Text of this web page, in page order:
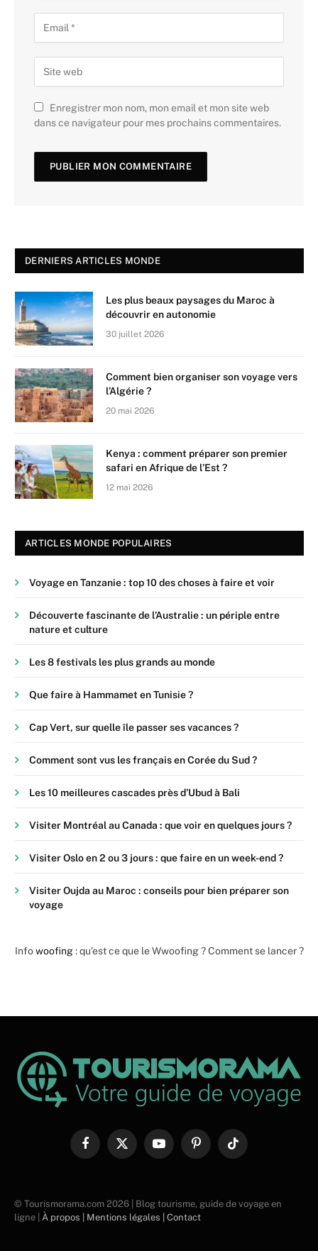
Enregistrer mon nom, mon email et mon site web
dans ce navigateur pour mes prochains commentaires.
DERNIERS ARTICLES MONDE
Les plus beaux paysages du Maroc à
découvrir en autonomie
30 juillet 2026
Comment bien organiser son voyage vers
l’Algérie ?
20 mai 2026
Kenya : comment préparer son premier
safari en Afrique de l’Est ?
12 mai 2026
ARTICLES MONDE POPULAIRES
Voyage en Tanzanie : top 10 des choses à faire et voir
Découverte fascinante de l’Australie : un périple entre
nature et culture
Les 8 festivals les plus grands au monde
Que faire à Hammamet en Tunisie ?
Cap Vert, sur quelle île passer ses vacances ?
Comment sont vus les français en Corée du Sud ?
Les 10 meilleures cascades près d’Ubud à Bali
Visiter Montréal au Canada : que voir en quelques jours ?
Visiter Oslo en 2 ou 3 jours : que faire en un week-end ?
Visiter Oujda au Maroc : conseils pour bien préparer son
voyage
Infowoofing: qu’est ce que le Wwoofing ? Comment se lancer ?
FacebookX
YouTubePinterestTikTok
© Tourismorama.com 2026 | Blog tourisme, guide de voyage en
ligne | À propos | Mentions légales | Contact